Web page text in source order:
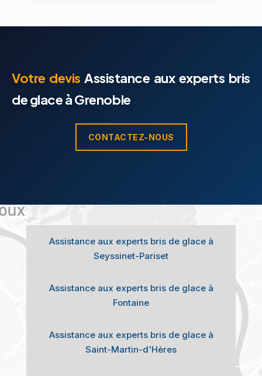
Votre devis Assistance aux experts bris
de glace à Grenoble
CONTACTEZ-NOUS
Assistance aux experts bris de glace à
Seyssinet-Pariset
Assistance aux experts bris de glace à
Fontaine
Assistance aux experts bris de glace à
Saint-Martin-d'Hères